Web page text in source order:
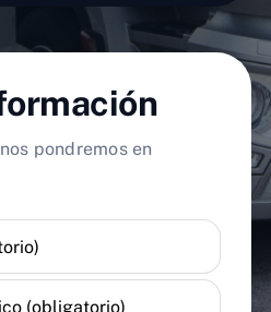
pondremos en